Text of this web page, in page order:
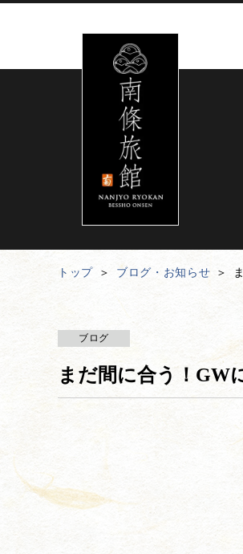
トップ ブログ・お知らせ
ブログ
まだ間に合う！GW